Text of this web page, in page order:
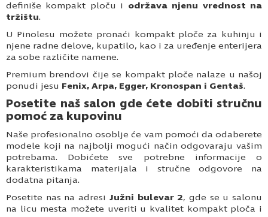
definiše kompakt ploču i održava njenu vrednost na
tržištu.
U Pinolesu možete pronaći kompakt ploče za kuhinju i
njene radne delove, kupatilo, kao i za uređenje enterijera
za sobe različite namene.
Premium brendovi čije se kompakt ploče nalaze u našoj
ponudi jesu Fenix, Arpa, Egger, Kronospan i Gentaš.
Posetite naš salon gde ćete dobiti stručnu
pomoć za kupovinu
Naše profesionalno osoblje će vam pomoći da odaberete
modele koji na najbolji mogući način odgovaraju vašim
potrebama. Dobićete sve potrebne informacije o
karakteristikama materijala i stručne odgovore na
dodatna pitanja.
Posetite nas na adresi Južni bulevar 2, gde se u salonu
na licu mesta možete uveriti u kvalitet kompakt ploča i